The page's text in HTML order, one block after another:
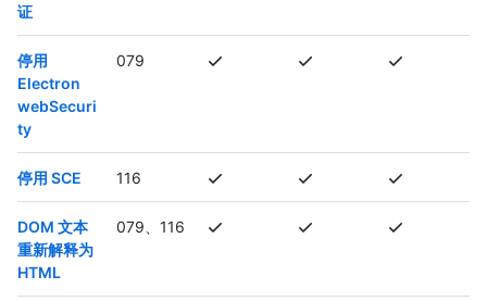
证
停用
Electron
webSecuri
ty
079
停用 SCE 116
DOM 文本
重新解释为
HTML
079、116